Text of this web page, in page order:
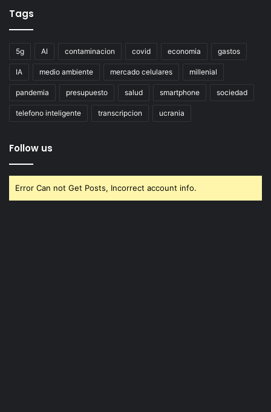
Tags
5g AI contaminacion covid economia gastos
IA medio ambiente mercado celulares millenial
pandemia presupuesto salud smartphone sociedad
telefono inteligente transcripcion ucrania
Follow us
Error Can not Get Posts, Incorrect account info.